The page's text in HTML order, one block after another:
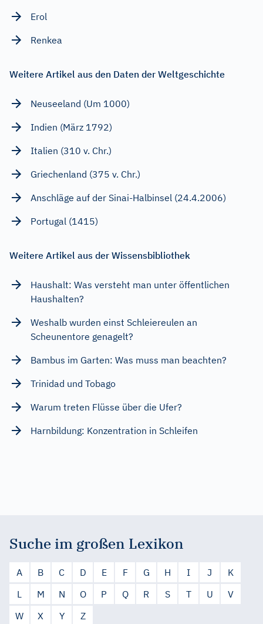
Erol
Renkea
Weitere Artikel aus den Daten der Weltgeschichte
Neuseeland (Um 1000)
Indien (März 1792)
Italien (310 v. Chr.)
Griechenland (375 v. Chr.)
Anschläge auf der Sinai-Halbinsel (24.4.2006)
Portugal (1415)
Weitere Artikel aus der Wissensbibliothek
Haushalt: Was versteht man unter öffentlichen
Haushalten?
Weshalb wurden einst Schleiereulen an
Scheunentore genagelt?
Bambus im Garten: Was muss man beachten?
Trinidad und Tobago
Warum treten Flüsse über die Ufer?
Harnbildung: Konzentration in Schleifen
Suche im großen Lexikon
A B C D E F G H I J
K
L
M N O P Q R S T U
V
W
X Y Z